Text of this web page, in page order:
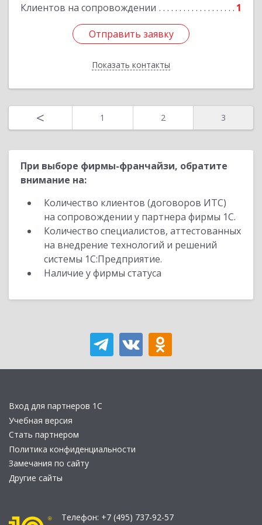
Клиентов на сопровождении 1
Отправить заявку
Показать контакты
Подробнее
Отправить заявку
Назад
< 1 2 3
При выборе фирмы-франчайзи, обратите
внимание на:
Количество клиентов (договоров ИТС)
на сопровождении у партнера фирмы 1С.
Количество специалистов, аттестованных
на внедрение технологий и решений
системы 1С:Предприятие.
Наличие у фирмы статуса
Вход для партнеров 1С
Учебная версия
Стать партнером
Политика конфиденциальности
Замечания по сайту
Другие сайты
Телефон: +7 (495) 737-92-57